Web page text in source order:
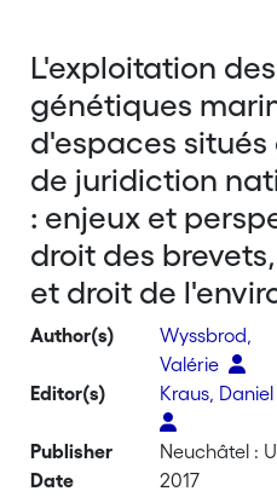
L'exploitation
génétiques
d'espaces situés
de juridiction
: enjeux et
droit des
et droit de
Author(s)
Wyssbrod,
Valérie
Editor(s)
Kraus, Daniel
Publisher
Neuchâtel :
Date
2017